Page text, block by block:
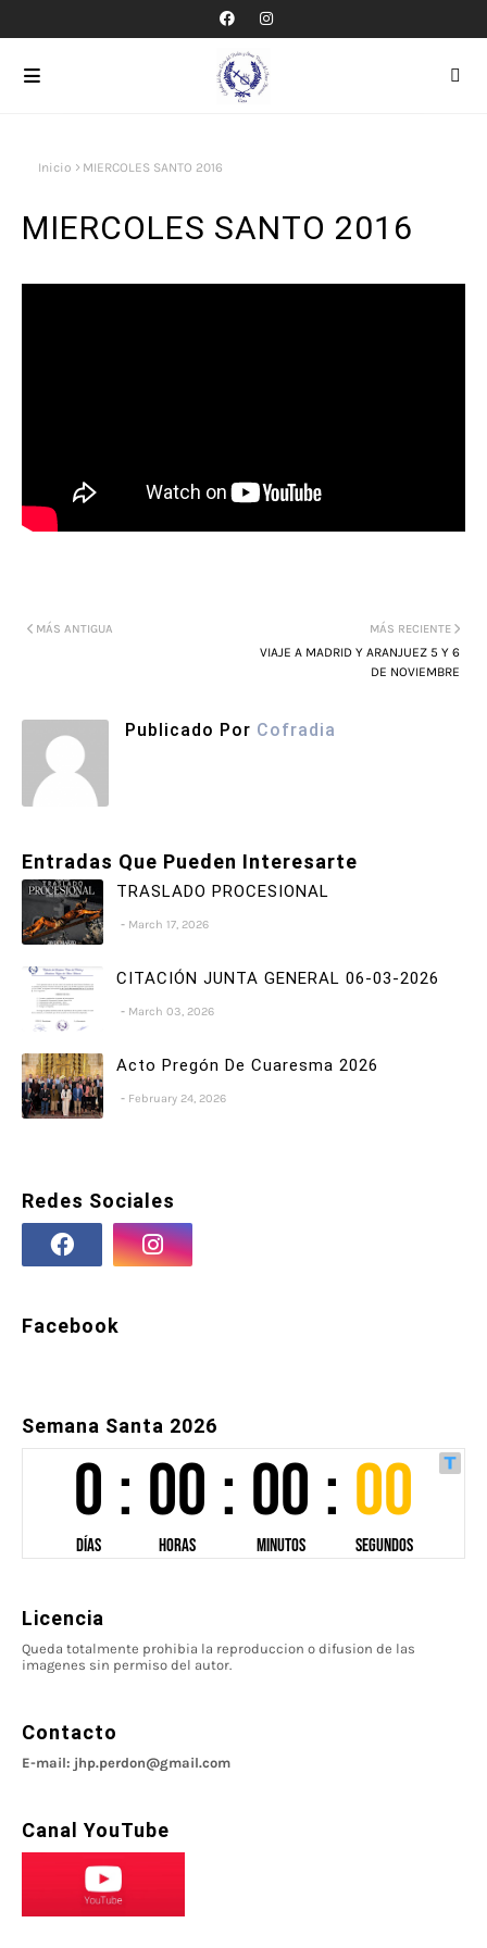
Inicio MIERCOLES SANTO 2016
MIERCOLES SANTO 2016
MÁS RECIENTE
VIAJE A MADRID Y ARANJUEZ 5 Y 6
DE NOVIEMBRE
MÁS ANTIGUA
Publicado Por Cofradia
Entradas Que Pueden Interesarte
TRASLADO PROCESIONAL
March 17, 2026
CITACIÓN JUNTA GENERAL 06-03-2026
March 03, 2026
Acto Pregón De Cuaresma 2026
February 24, 2026
Redes Sociales
Facebook
Semana Santa 2026
Licencia
Queda totalmente prohibia la reproduccion o difusion de las
imagenes sin permiso del autor.
Contacto
E-mail: jhp.perdon@gmail.com
Canal YouTube